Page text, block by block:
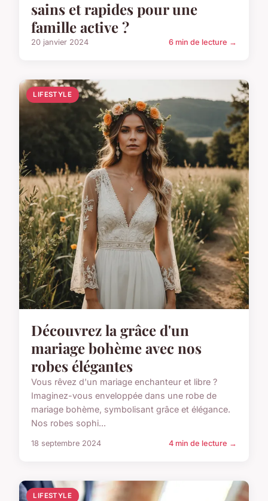
sains et rapides pour une
famille active ?
20 janvier 2024 6 min de lecture →
LIFESTYLE
Découvrez la grâce d'un
mariage bohème avec nos
robes élégantes
Vous rêvez d'un mariage enchanteur et libre ?
Imaginez-vous enveloppée dans une robe de
mariage bohème, symbolisant grâce et élégance.
Nos robes sophi...
18 septembre 2024 4 min de lecture →
LIFESTYLE